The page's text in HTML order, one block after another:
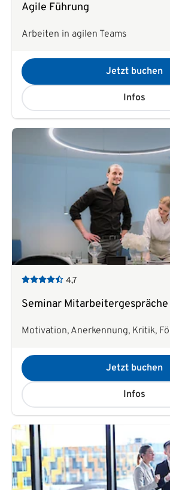
Agile Führung
Arbeiten in agilen Teams
Jetzt buchen
Infos
4,7
Seminar Mitarbeitergespräche
Motivation, Anerkennung, Kritik,
Jetzt buchen
Infos